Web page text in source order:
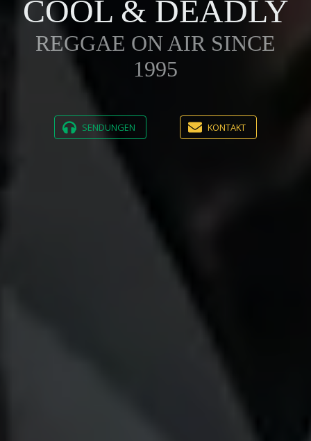
COOL & DEADLY
REGGAE ON AIR SINCE
1995
SENDUNGEN KONTAKT